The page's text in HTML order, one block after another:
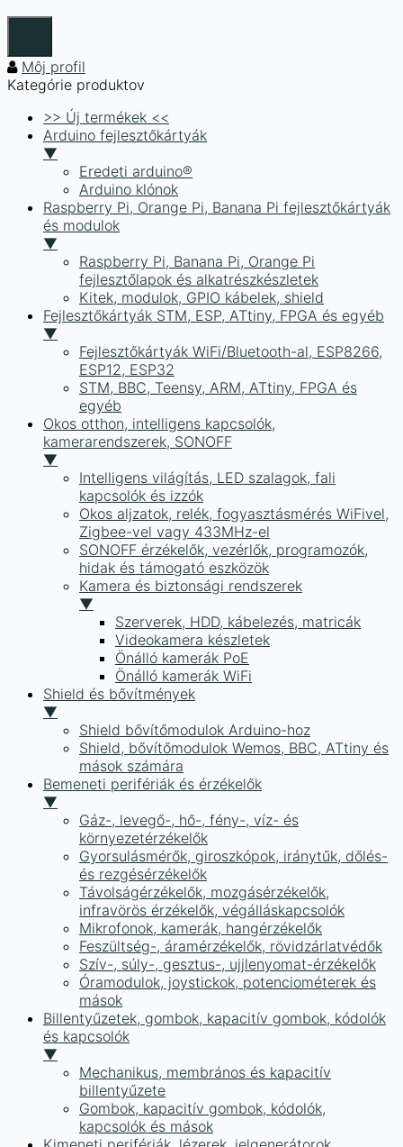
Môj profil
Kategórie produktov
>> Új termékek <<
Arduino fejlesztőkártyák
▼
Eredeti arduino®
Arduino klónok
Raspberry Pi, Orange Pi, Banana Pi fejlesztőkártyák
és modulok
▼
Raspberry Pi, Banana Pi, Orange Pi
fejlesztőlapok és alkatrészkészletek
Kitek, modulok, GPIO kábelek, shield
Fejlesztőkártyák STM, ESP, ATtiny, FPGA és egyéb
▼
Fejlesztőkártyák WiFi/Bluetooth-al, ESP8266,
ESP12, ESP32
STM, BBC, Teensy, ARM, ATtiny, FPGA és
egyéb
Okos otthon, intelligens kapcsolók,
kamerarendszerek, SONOFF
▼
Intelligens világítás, LED szalagok, fali
kapcsolók és izzók
Okos aljzatok, relék, fogyasztásmérés WiFivel,
Zigbee-vel vagy 433MHz-el
SONOFF érzékelők, vezérlők, programozók,
hidak és támogató eszközök
Kamera és biztonsági rendszerek
▼
Szerverek, HDD, kábelezés, matricák
Videokamera készletek
Önálló kamerák PoE
Önálló kamerák WiFi
Shield és bővítmények
▼
Shield bővítőmodulok Arduino-hoz
Shield, bővítőmodulok Wemos, BBC, ATtiny és
mások számára
Bemeneti perifériák és érzékelők
▼
Gáz-, levegő-, hő-, fény-, víz- és
környezetérzékelők
Gyorsulásmérők, giroszkópok, iránytűk, dőlés-
és rezgésérzékelők
Távolságérzékelők, mozgásérzékelők,
infravörös érzékelők, végálláskapcsolók
Mikrofonok, kamerák, hangérzékelők
Feszültség-, áramérzékelők, rövidzárlatvédők
Szív-, súly-, gesztus-, ujjlenyomat-érzékelők
Óramodulok, joystickok, potenciométerek és
mások
Billentyűzetek, gombok, kapacitív gombok, kódolók
és kapcsolók
▼
Mechanikus, membrános és kapacitív
billentyűzete
Gombok, kapacitív gombok, kódolók,
kapcsolók és mások